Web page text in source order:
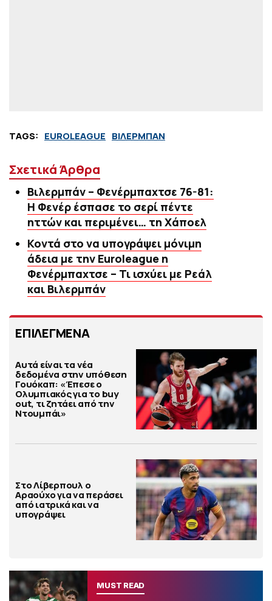
TAGS: EUROLEAGUE ΒΙΛΕΡΜΠΑΝ
Σχετικά Άρθρα
Βιλερμπάν – Φενέρμπαχτσε 76-81:
Η Φενέρ έσπασε το σερί πέντε
ηττών και περιμένει… τη Χάποελ
Κοντά στο να υπογράψει μόνιμη
άδεια με την Euroleague η
Φενέρμπαχτσε – Τι ισχύει με Ρεάλ
και Βιλερμπάν
ΕΠΙΛΕΓΜΕΝΑ
Αυτά είναι τα νέα
δεδομένα στην υπόθεση
Γουόκαπ: «Έπεσε ο
Ολυμπιακός για το buy
out, τι ζητάει από την
Ντουμπάι»
Στο Λίβερπουλ ο
Αραούχο για να περάσει
από ιατρικά και να
υπογράψει
MUST READ